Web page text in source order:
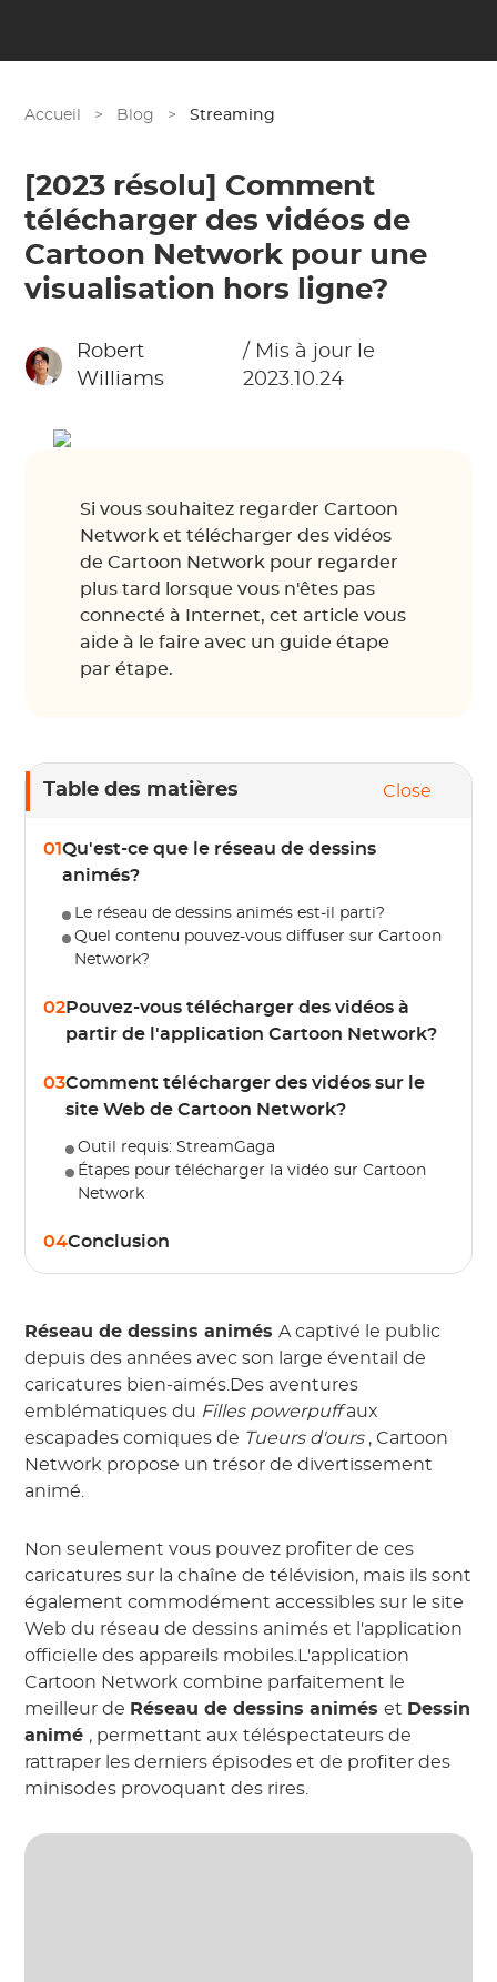
Accueil > Blog > Streaming
[2023 résolu] Comment
télécharger des vidéos de
Cartoon Network pour une
visualisation hors ligne?
Robert
Williams
/ Mis à jour le
2023.10.24
Si vous souhaitez regarder Cartoon
Network et télécharger des vidéos
de Cartoon Network pour regarder
plus tard lorsque vous n'êtes pas
connecté à Internet, cet article vous
aide à le faire avec un guide étape
par étape.
Table des matières Close
01Qu'est-ce que le réseau de dessins
animés?
Le réseau de dessins animés est-il parti?
Quel contenu pouvez-vous diffuser sur Cartoon
Network?
02Pouvez-vous télécharger des vidéos à
partir de l'application Cartoon Network?
03Comment télécharger des vidéos sur le
site Web de Cartoon Network?
Outil requis: StreamGaga
Étapes pour télécharger la vidéo sur Cartoon
Network
04Conclusion
Réseau de dessins animésA captivé le public
depuis des années avec son large éventail de
caricatures bien-aimés.Des aventures
emblématiques du Filles powerpuffaux
escapades comiques de Tueurs d'ours , Cartoon
Network propose un trésor de divertissement
animé.
Non seulement vous pouvez profiter de ces
caricatures sur la chaîne de télévision, mais ils sont
également commodément accessibles sur le site
Web du réseau de dessins animés et l'application
officielle des appareils mobiles.L'application
Cartoon Network combine parfaitement le
meilleur de Réseau de dessins animéset Dessin
animé , permettant aux téléspectateurs de
rattraper les derniers épisodes et de profiter des
minisodes provoquant des rires.